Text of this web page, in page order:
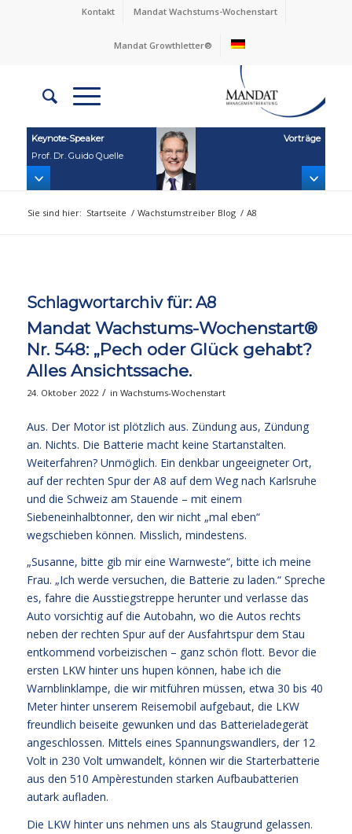
Kontakt Mandat Wachstums-Wochenstart
Mandat Growthletter®
Keynote‑Speaker
Prof. Dr. Guido Quelle
Vorträge
Sie sind hier: Startseite / Wachstumstreiber Blog / A8
Schlagwortarchiv für: A8
Mandat Wachstums-Wochenstart®
Nr. 548: „Pech oder Glück gehabt?
Alles Ansichtssache.
24. Oktober 2022 / in Wachstums-Wochenstart
Aus. Der Motor ist plötzlich aus. Zündung aus, Zündung
an. Nichts. Die Batterie macht keine Startanstalten.
Weiterfahren? Unmöglich. Ein denkbar ungeeigneter Ort,
auf der rechten Spur der A8 auf dem Weg nach Karlsruhe
und die Schweiz am Stauende – mit einem
Siebeneinhalbtonner, den wir nicht „mal eben“
wegschieben können. Misslich, mindestens.
„Susanne, bitte gib mir eine Warnweste“, bitte ich meine
Frau. „Ich werde versuchen, die Batterie zu laden.“ Spreche
es, fahre die Ausstiegstreppe herunter und verlasse das
Auto vorsichtig auf die Autobahn, wo die Autos rechts
neben der rechten Spur auf der Ausfahrtspur dem Stau
entkommend vorbeizischen – ganz schön flott. Bevor die
ersten LKW hinter uns hupen können, habe ich die
Warnblinklampe, die wir mitführen müssen, etwa 30 bis 40
Meter hinter unserem Reisemobil aufgebaut, die LKW
freundlich beiseite gewunken und das Batterieladegerät
angeschlossen. Mittels eines Spannungswandlers, der 12
Volt in 230 Volt umwandelt, können wir die Starterbatterie
aus den 510 Ampèrestunden starken Aufbaubatterien
autark aufladen.
Die LKW hinter uns nehmen uns als Staugrund gelassen.